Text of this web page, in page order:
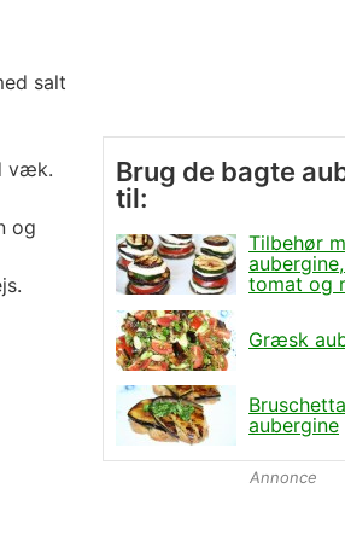
salt
væk.
og
Brug de bagte
til:
Tilbehør
tomat og
Græsk
aubergine
Annonce